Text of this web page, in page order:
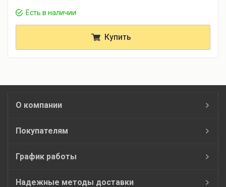
Есть в наличии
Купить
О компании
Покупателям
График работы
Надежные методы доставки